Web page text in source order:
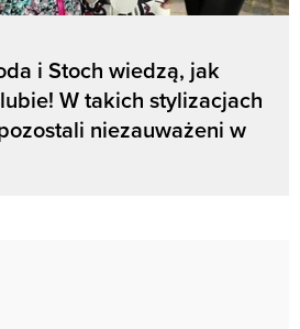
i Stoch wiedzą, jak
W takich stylizacjach
niezauważeni w